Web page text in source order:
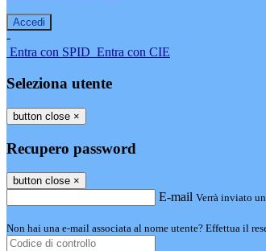
-
Entra con SPID Entra con CIE
Seleziona utente
button close ×
Recupero password
button close ×
E-mail Verrà inviato
Non hai una e-mail associata al nome utente? Effettua il